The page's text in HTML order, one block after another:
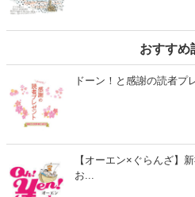
おすすめ
ドーン！と感謝の読者プ
【オーエン×ぐらんざ】
お...